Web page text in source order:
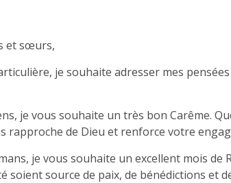
et sœurs,
je souhaite adresser mes
je vous souhaite un très bon Carême.
rapproche de Dieu et renforce votre
je vous souhaite un excellent mois de
soient source de paix, de bénédictions et